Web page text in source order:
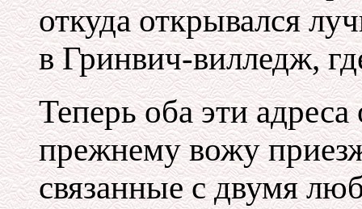
откуда открывался
в Гринвич-вилледж,
Теперь оба эти
прежнему вожу
связанные с двумя